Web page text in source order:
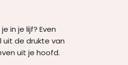
in je lijf? Even
uit de drukte van
uit je hoofd.